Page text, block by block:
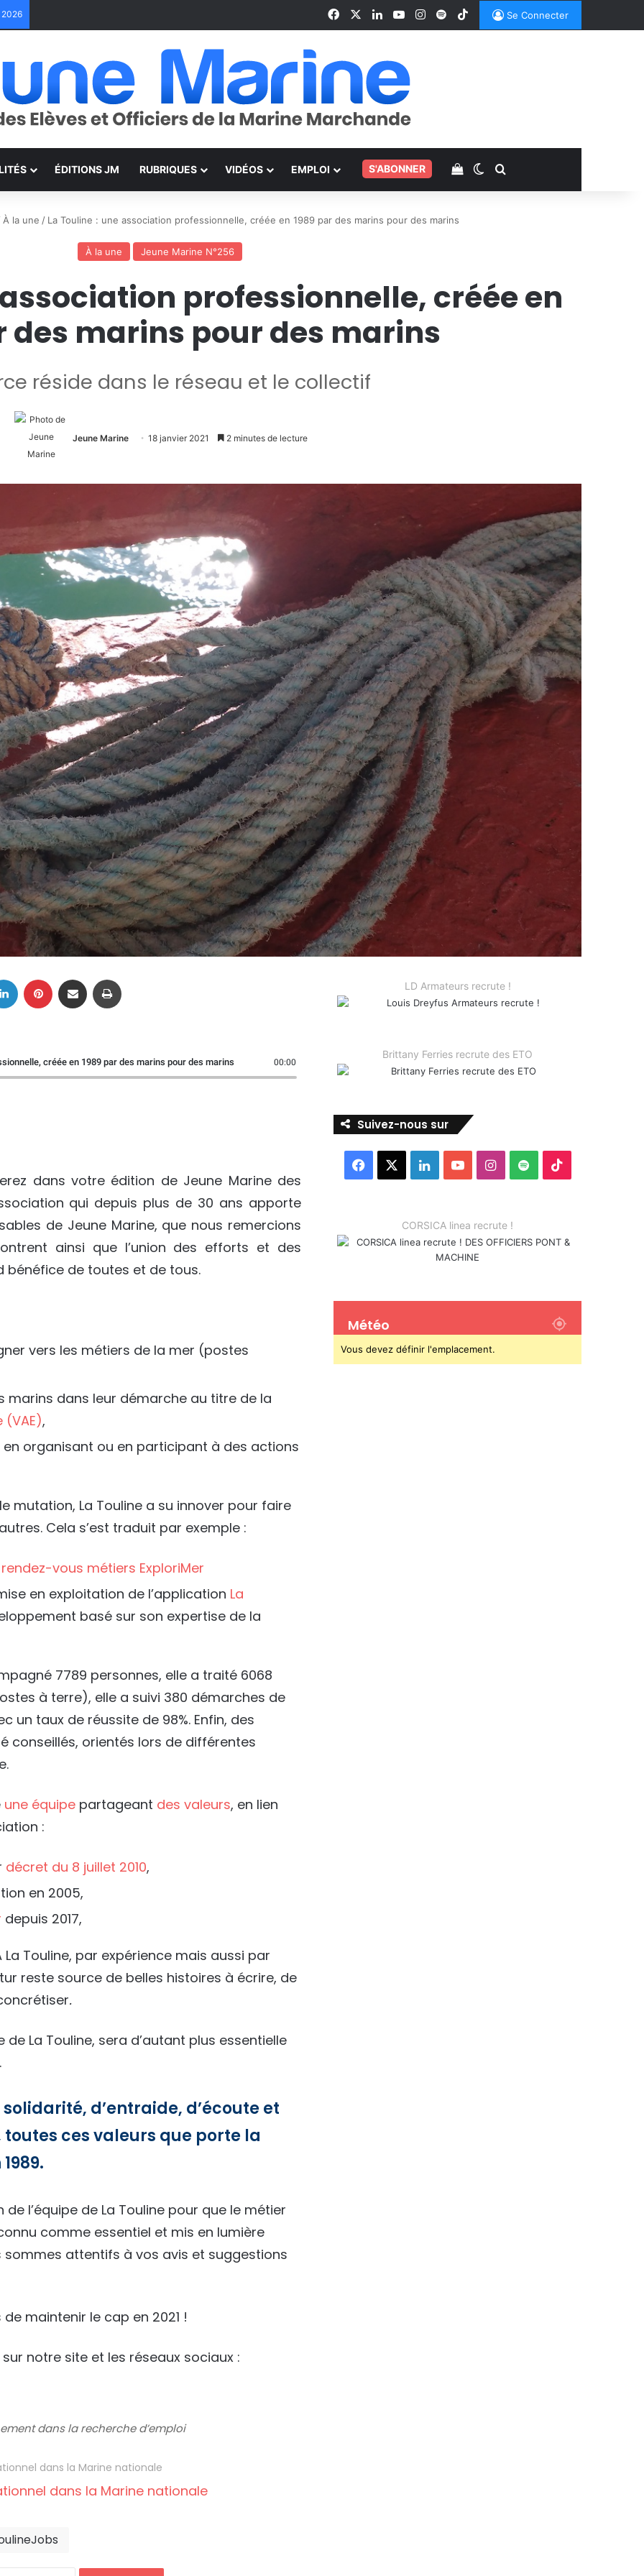
2026 FacebookLinkedinYouTubeInstagram
SpotifyTikTok Se Connecter
ÉDITIONS JM RUBRIQUES VIDÉOS EMPLOI S'ABONNER Voir votre panier
Switch skin
Rechercher
À la une / La Touline : une association professionnelle, créée en 1989 par des marins pour des marins
À la une Jeune Marine N°256
professionnelle, créée en
des marins pour des marins
réside dans le réseau et le collectif
Jeune Marine 18 janvier 2021 2 minutes de lecture
Linkedin Pinterest Partager par email
créée en 1989 par des marins pour des marins 00:00
dans votre édition de Jeune Marine des
qui depuis plus de 30 ans apporte
de Jeune Marine, que nous remercions
ainsi que l’union des efforts et des
de toutes et de tous.
vers les métiers de la mer (postes
dans leur démarche au titre de la
(VAE),
organisant ou en participant à des actions
mutation, La Touline a su innover pour faire
Cela s’est traduit par exemple :
rendez-vous métiers ExploriMer
en exploitation de l’application La
basé sur son expertise de la
7789 personnes, elle a traité 6068
à terre), elle a suivi 380 démarches de
un taux de réussite de 98%. Enfin, des
conseillés, orientés lors de différentes
une équipe partageant des valeurs, en lien
:
décret du 8 juillet 2010,
en 2005,
depuis 2017,
Touline, par expérience mais aussi par
reste source de belles histoires à écrire, de
.
La Touline, sera d’autant plus essentielle
d’entraide, d’écoute et
ces valeurs que porte la
l’équipe de La Touline pour que le métier
comme essentiel et mis en lumière
sommes attentifs à vos avis et suggestions
maintenir le cap en 2021 !
notre site et les réseaux sociaux :
dans la recherche d’emploi
dans la Marine nationale
LD Armateurs recrute !
Brittany Ferries recrute des ETO
Suivez-nous sur
Facebook LinkedinYouTubeInstagram
SpotifyTikTok
CORSICA linea recrute !
Météo
Vous devez définir l'emplacement.